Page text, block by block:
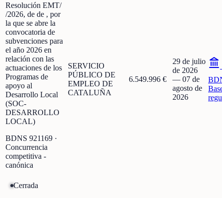
Resolución EMT/
/2026, de de , por
la que se abre la
convocatoria de
subvenciones para
el año 2026 en
relación con las
actuaciones de los
Programas de
apoyo al
Desarrollo Local
(SOC-
DESARROLLO
LOCAL)
BDNS 921169 ·
Concurrencia
competitiva -
canónica
SERVICIO
PÚBLICO DE
EMPLEO DE
CATALUÑA
6.549.996 €
29 de julio
de 2026
— 07 de
agosto de
2026
Cerrada